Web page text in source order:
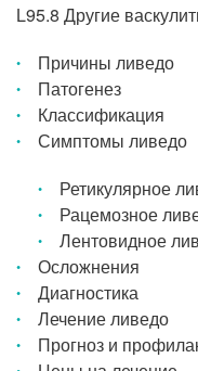
L95.8 Другие
Причины ливедо
Патогенез
Классификация
Симптомы ливедо
Ретикулярное
Рацемозное
Лентовидное
Осложнения
Диагностика
Лечение ливедо
Прогноз и